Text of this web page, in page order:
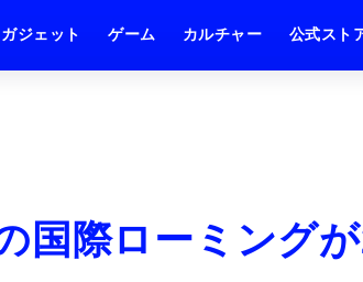
ガジェット ゲーム カルチャー 公式スト
国際ローミング